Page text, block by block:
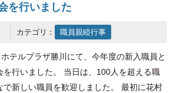
を行いました
カテゴリ： 職員親睦行事
テルプラザ勝川にて、今年度の新入職員と
を行いました。 当日は、100人を超える職
で新しい職員を歓迎しました。 最初に花村